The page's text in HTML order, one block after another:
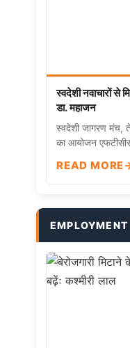
स्वदेशी नवाचारों से
डा. महाजन
स्वदेशी जागरण मंच,
का आयोजन
READ MORE
EMPLOYMENT